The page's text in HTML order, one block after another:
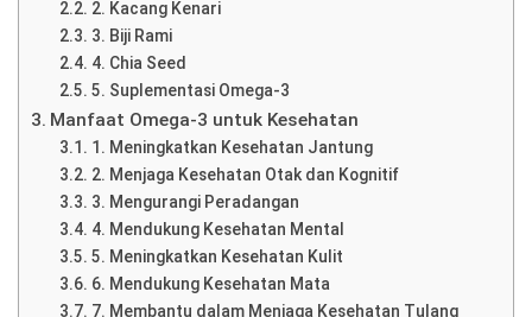
2. Kacang Kenari
3. Biji Rami
4. Chia Seed
5. Suplementasi Omega-3
Manfaat Omega-3 untuk Kesehatan
1. Meningkatkan Kesehatan Jantung
2. Menjaga Kesehatan Otak dan Kognitif
3. Mengurangi Peradangan
4. Mendukung Kesehatan Mental
5. Meningkatkan Kesehatan Kulit
6. Mendukung Kesehatan Mata
7. Membantu dalam Menjaga Kesehatan Tulang